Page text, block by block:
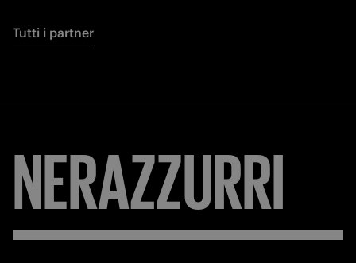
Tutti i partner
NERAZZURRI